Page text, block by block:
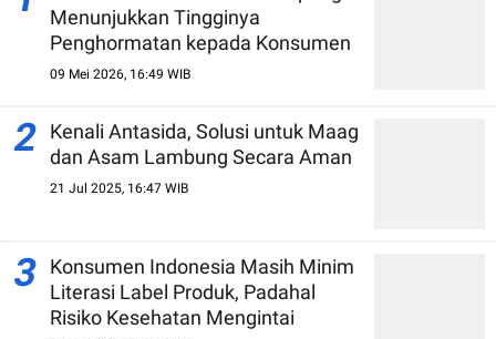
Menunjukkan Tingginya
Penghormatan kepada Konsumen
09 Mei 2026, 16:49 WIB
2
Kenali Antasida, Solusi untuk Maag
dan Asam Lambung Secara Aman
21 Jul 2025, 16:47 WIB
3
Konsumen Indonesia Masih Minim
Literasi Label Produk, Padahal
Risiko Kesehatan Mengintai